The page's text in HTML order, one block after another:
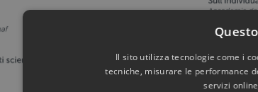
Il sito utilizza tecnologie come i
tecniche, misurare le performance
servizi